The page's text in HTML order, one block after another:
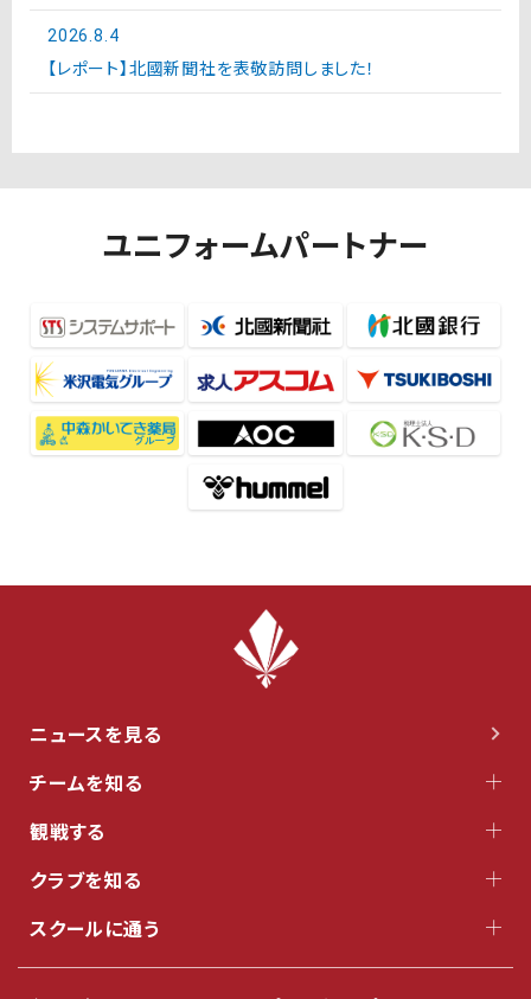
2026.8.4
【レポート】北國新聞社を表敬訪問しました！
ユニフォームパートナー
ニュースを見る
チームを知る
観戦する
クラブを知る
スクールに通う